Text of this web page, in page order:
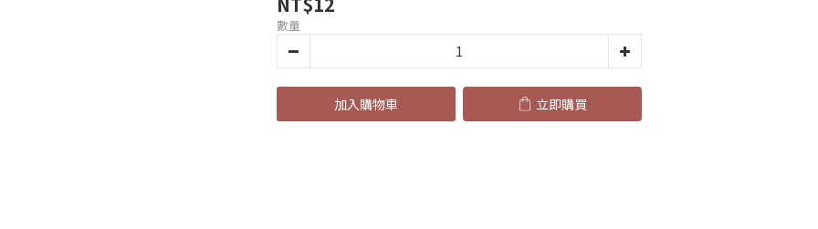
數量
加入購物車 立即購買